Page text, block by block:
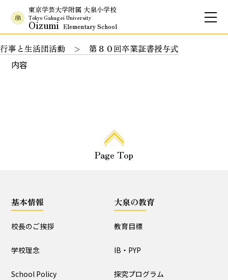
東京学芸大学附属 大泉小学校
Tokyo Gakugei University
Oizumi Elementary School
お問合せ アクセス English
学校理念
基本情報
行事と生活団活動
第８０回卒業証書授与式
内容
Page Top
基本情報
校長のご挨拶
学校理念
School Policy
大泉の教育
教育目標
IB・PYP
探究プログラム